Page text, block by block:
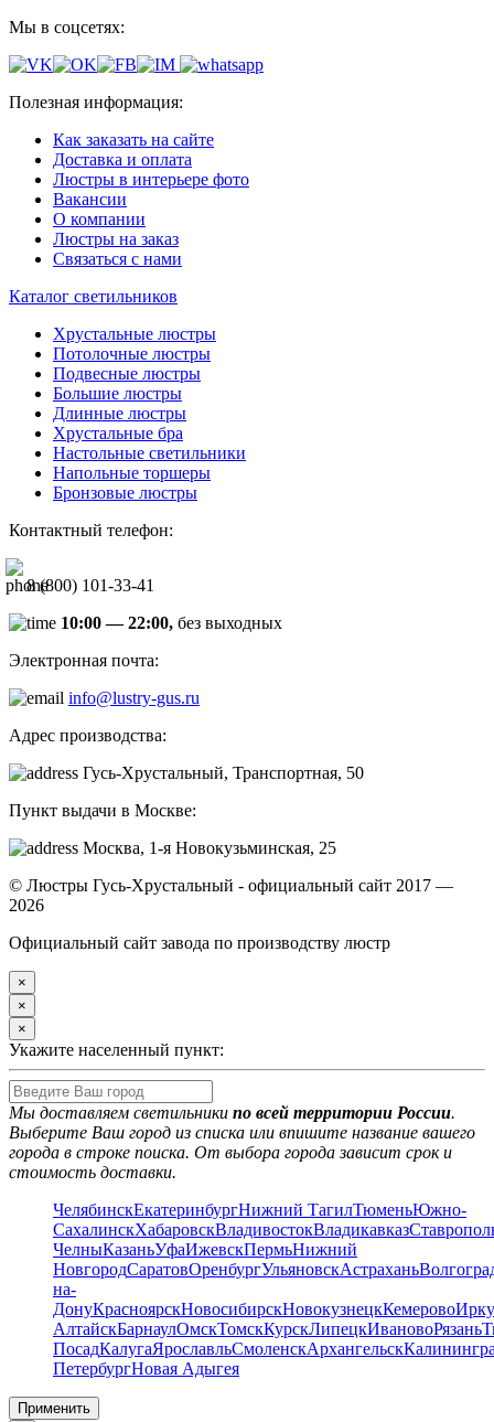
Мы в соцсетях:
Полезная информация:
Как заказать на сайте
Доставка и оплата
Люстры в интерьере фото
Вакансии
О компании
Люстры на заказ
Связаться с нами
Каталог светильников
Хрустальные люстры
Потолочные люстры
Подвесные люстры
Большие люстры
Длинные люстры
Хрустальные бра
Настольные светильники
Напольные торшеры
Бронзовые люстры
Контактный телефон:
8 (800) 101-33-41
10:00 — 22:00, без выходных
Электронная почта:
info@lustry-gus.ru
Адрес производства:
Гусь-Хрустальный, Транспортная, 50
Пункт выдачи в Москве:
Москва, 1-я Новокузьминская, 25
© Люстры Гусь-Хрустальный - официальный сайт 2017 —
2026
Официальный сайт завода по производству люстр
×
×
×
Укажите населенный пункт:
Мы доставляем светильники по всей территории России.
Выберите Ваш город из списка или впишите название вашего
города в строке поиска. От выбора города зависит срок и
стоимость доставки.
ЧелябинскЕкатеринбургНижний ТагилТюменьЮжно-
СахалинскХабаровскВладивостокВладикавказ
ЧелныКазаньУфаИжевскПермьНижний
НовгородСаратовОренбургУльяновскАстрахань
на-
ДонуКрасноярскНовосибирскНовокузнецкКемерово
АлтайскБарнаулОмскТомскКурскЛипецкИвановоРязань
ПосадКалугаЯрославльСмоленскАрхангельск
ПетербургНовая Адыгея
Применить